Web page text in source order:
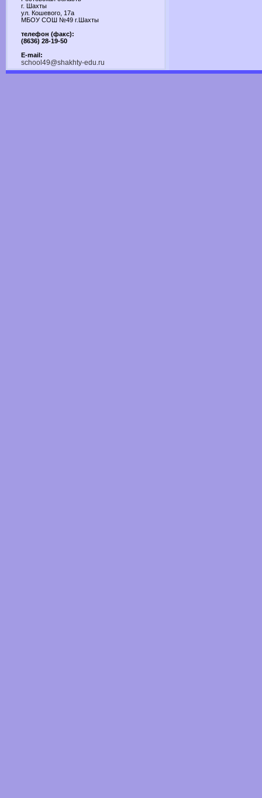
г. Шахты
ул. Кошевого, 17а
МБОУ СОШ №49 г.Шахты
телефон (факс):
(8636) 28-19-50
E-mail:
school49@shakhty-edu.ru